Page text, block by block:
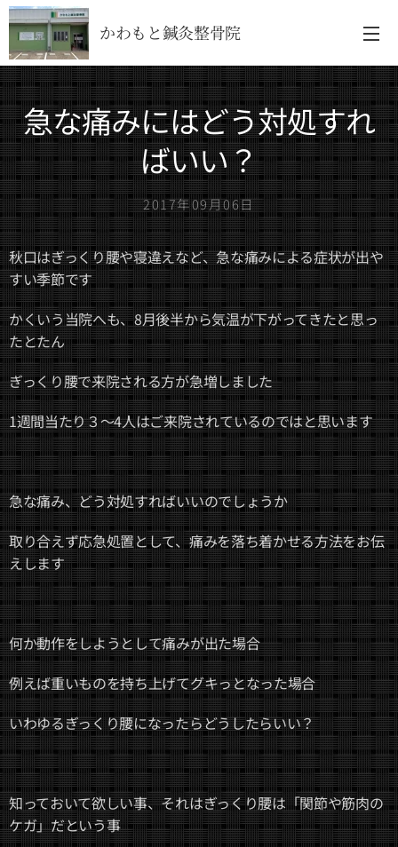
かわもと鍼灸整骨院
急な痛みにはどう対処すれ
ばいい？
2017年09月06日
秋口はぎっくり腰や寝違えなど、急な痛みによる症状が出や
すい季節です
かくいう当院へも、8月後半から気温が下がってきたと思っ
たとたん
ぎっくり腰で来院される方が急増しました
1週間当たり３～4人はご来院されているのではと思います
急な痛み、どう対処すればいいのでしょうか
取り合えず応急処置として、痛みを落ち着かせる方法をお伝
えします
何か動作をしようとして痛みが出た場合
例えば重いものを持ち上げてグキっとなった場合
いわゆるぎっくり腰になったらどうしたらいい？
知っておいて欲しい事、それはぎっくり腰は「関節や筋肉の
ケガ」だという事